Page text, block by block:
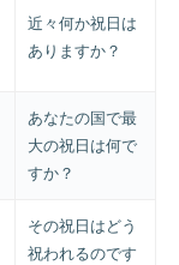
近々何か祝日は
ありますか？
あなたの国で最
大の祝日は何で
すか？
その祝日はどう
祝われるのです